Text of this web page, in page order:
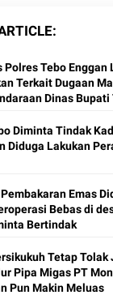
Polres Tebo Enggan
Terkait Dugaan
Dinas Bupati
Diminta Tindak
Diduga Lakukan
Emas
Bebas di
Bertindak
Tetap Tolak
Pipa Migas PT
Pun Makin Meluas